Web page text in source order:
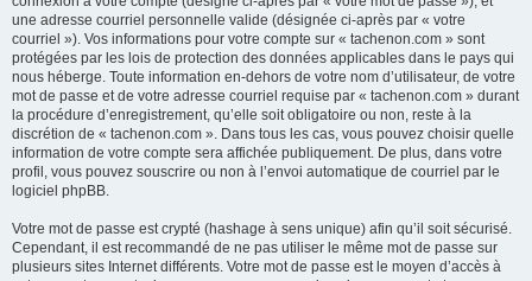
une adresse courriel personnelle valide (désignée ci-après par « votre
courriel »). Vos informations pour votre compte sur « tachenon.com » sont
protégées par les lois de protection des données applicables dans le pays qui
nous héberge. Toute information en-dehors de votre nom d’utilisateur, de votre
mot de passe et de votre adresse courriel requise par « tachenon.com » durant
la procédure d’enregistrement, qu’elle soit obligatoire ou non, reste à la
discrétion de « tachenon.com ». Dans tous les cas, vous pouvez choisir quelle
information de votre compte sera affichée publiquement. De plus, dans votre
profil, vous pouvez souscrire ou non à l’envoi automatique de courriel par le
logiciel phpBB.
Votre mot de passe est crypté (hashage à sens unique) afin qu’il soit sécurisé.
Cependant, il est recommandé de ne pas utiliser le même mot de passe sur
plusieurs sites Internet différents. Votre mot de passe est le moyen d’accès à